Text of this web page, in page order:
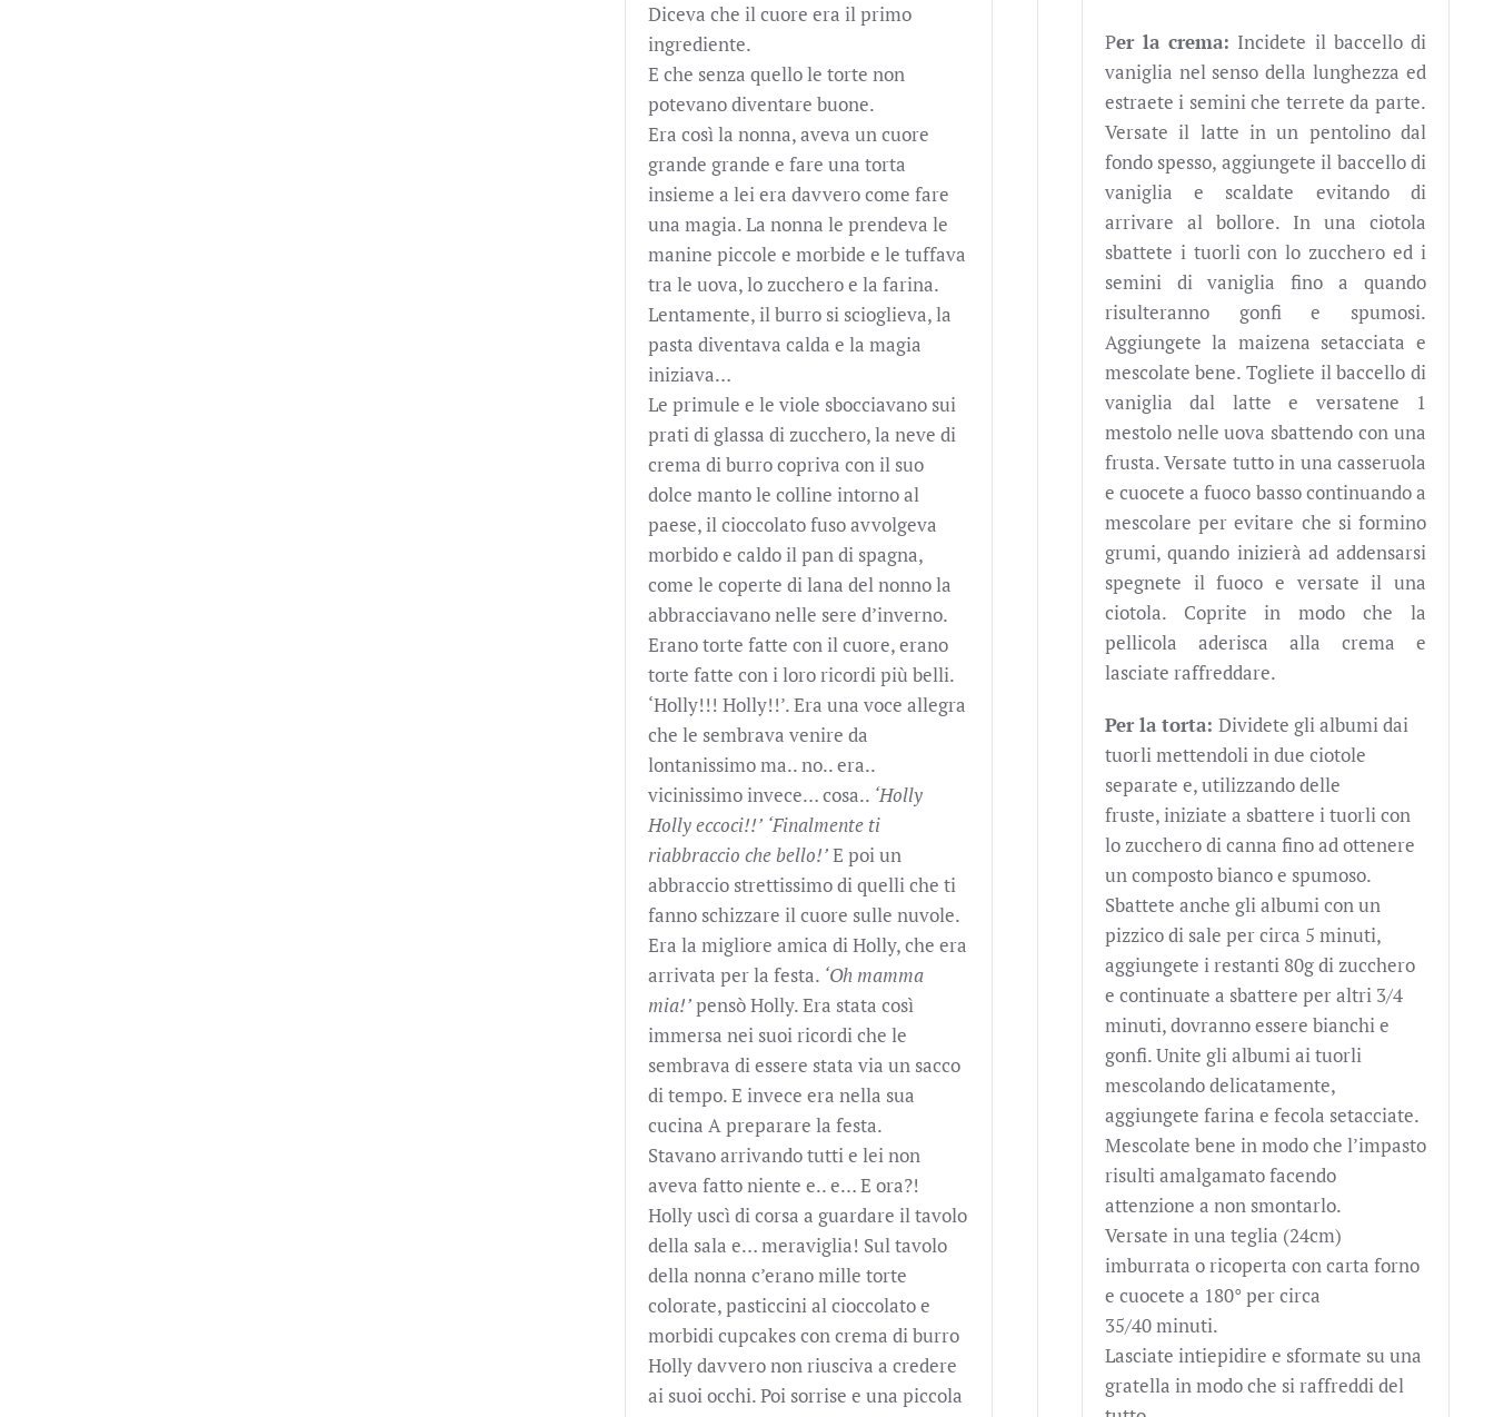
Diceva che il cuore era il primo
ingrediente.
E che senza quello le torte non
potevano diventare buone.
Era così la nonna, aveva un cuore
grande grande e fare una torta
insieme a lei era davvero come fare
una magia. La nonna le prendeva le
manine piccole e morbide e le tuffava
tra le uova, lo zucchero e la farina.
Lentamente, il burro si scioglieva, la
pasta diventava calda e la magia
iniziava…
Le primule e le viole sbocciavano sui
prati di glassa di zucchero, la neve di
crema di burro copriva con il suo
dolce manto le colline intorno al
paese, il cioccolato fuso avvolgeva
morbido e caldo il pan di spagna,
come le coperte di lana del nonno la
abbracciavano nelle sere d’inverno.
Erano torte fatte con il cuore, erano
torte fatte con i loro ricordi più belli.
‘Holly!!! Holly!!’. Era una voce allegra
che le sembrava venire da
lontanissimo ma.. no.. era..
vicinissimo invece… cosa.. ‘Holly
Holly eccoci!!’ ‘Finalmente ti
riabbraccio che bello!’E poi un
abbraccio strettissimo di quelli che ti
fanno schizzare il cuore sulle nuvole.
Era la migliore amica di Holly, che era
arrivata per la festa. ‘Oh mamma
mia!’pensò Holly. Era stata così
immersa nei suoi ricordi che le
sembrava di essere stata via un sacco
di tempo. E invece era nella sua
cucina A preparare la festa.
Stavano arrivando tutti e lei non
aveva fatto niente e.. e… E ora?!
Holly uscì di corsa a guardare il tavolo
della sala e… meraviglia! Sul tavolo
della nonna c’erano mille torte
colorate, pasticcini al cioccolato e
morbidi cupcakes con crema di burro
Holly davvero non riusciva a credere
ai suoi occhi. Poi sorrise e una piccola
Per la crema: Incidete il baccello di
vaniglia nel senso della lunghezza ed
estraete i semini che terrete da parte.
Versate il latte in un pentolino dal
fondo spesso, aggiungete il baccello di
vaniglia e scaldate evitando di
arrivare al bollore. In una ciotola
sbattete i tuorli con lo zucchero ed i
semini di vaniglia fino a quando
risulteranno gonfi e spumosi.
Aggiungete la maizena setacciata e
mescolate bene. Togliete il baccello di
vaniglia dal latte e versatene 1
mestolo nelle uova sbattendo con una
frusta. Versate tutto in una casseruola
e cuocete a fuoco basso continuando a
mescolare per evitare che si formino
grumi, quando inizierà ad addensarsi
spegnete il fuoco e versate il una
ciotola. Coprite in modo che la
pellicola aderisca alla crema e
lasciate raffreddare.
Per la torta: Dividete gli albumi dai
tuorli mettendoli in due ciotole
separate e, utilizzando delle
fruste, iniziate a sbattere i tuorli con
lo zucchero di canna fino ad ottenere
un composto bianco e spumoso.
Sbattete anche gli albumi con un
pizzico di sale per circa 5 minuti,
aggiungete i restanti 80g di zucchero
e continuate a sbattere per altri 3/4
minuti, dovranno essere bianchi e
gonfi. Unite gli albumi ai tuorli
mescolando delicatamente,
aggiungete farina e fecola setacciate.
Mescolate bene in modo che l’impasto
risulti amalgamato facendo
attenzione a non smontarlo.
Versate in una teglia (24cm)
imburrata o ricoperta con carta forno
e cuocete a 180° per circa
35/40 minuti.
Lasciate intiepidire e sformate su una
gratella in modo che si raffreddi del